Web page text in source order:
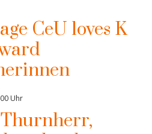
CeU loves K
Uhr